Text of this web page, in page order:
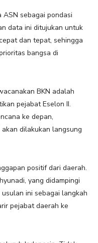
sebagai pondasi
data ini ditujukan untuk
dan tepat, sehingga
bangsa di
BKN adalah
pejabat Eselon II.
ke depan,
dilakukan langsung
positif dari daerah.
yang didampingi
usulan ini sebagai langkah
pejabat daerah ke